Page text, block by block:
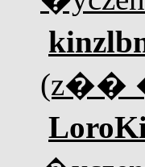
(z��